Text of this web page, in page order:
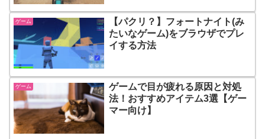
ゲーム
【パクリ？】フォートナイト(み
たいなゲーム)をブラウザでプレ
イする方法
ゲーム
ゲームで目が疲れる原因と対処
法！おすすめアイテム3選【ゲー
マー向け】